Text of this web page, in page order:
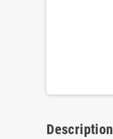
Description